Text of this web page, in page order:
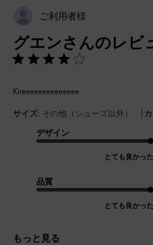
ご利用者様
グエンさんのレビ
Kireeeeeeeeeeeeee
サイズ: その他（シューズ以外） |
デザイン
とても良かった
品質
とても良かった
もっと見る